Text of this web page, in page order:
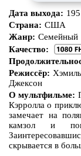
Дата выхода:
Страна: США
Жанр: Семейный
Качество:
Режиссёр:
Джексон
О мультфильме:
Кэрролла о
замечает на
камзол и
скрывается в